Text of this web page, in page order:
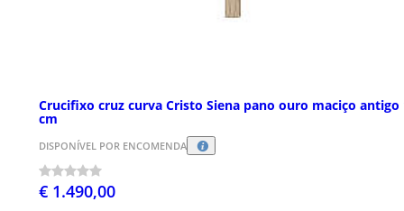
Crucifixo cruz curva Cristo Siena pano ouro maciço antigo
cm
DISPONÍVEL POR ENCOMENDA
€ 1.490,00